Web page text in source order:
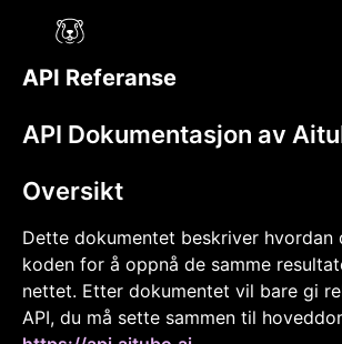
API Referanse
API Dokumentasjon av
Oversikt
Dette dokumentet beskriver hvordan
koden for å oppnå de samme
nettet. Etter dokumentet vil bare gi
API, du må sette sammen til